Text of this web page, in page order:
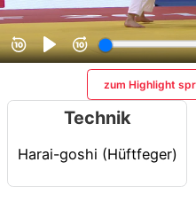
zum Highlight
Technik
Harai-goshi (Hüftfeger)